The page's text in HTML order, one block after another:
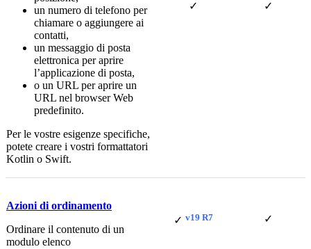
un numero di telefono per
chiamare o aggiungere ai
contatti,
un messaggio di posta
elettronica per aprire
l’applicazione di posta,
o un URL per aprire un
URL nel browser Web
predefinito.
Per le vostre esigenze specifiche,
potete creare i vostri formattatori
Kotlin o Swift.
✓ ✓
Azioni di ordinamento
Ordinare il contenuto di un
modulo elenco
✓ v19 R7 ✓